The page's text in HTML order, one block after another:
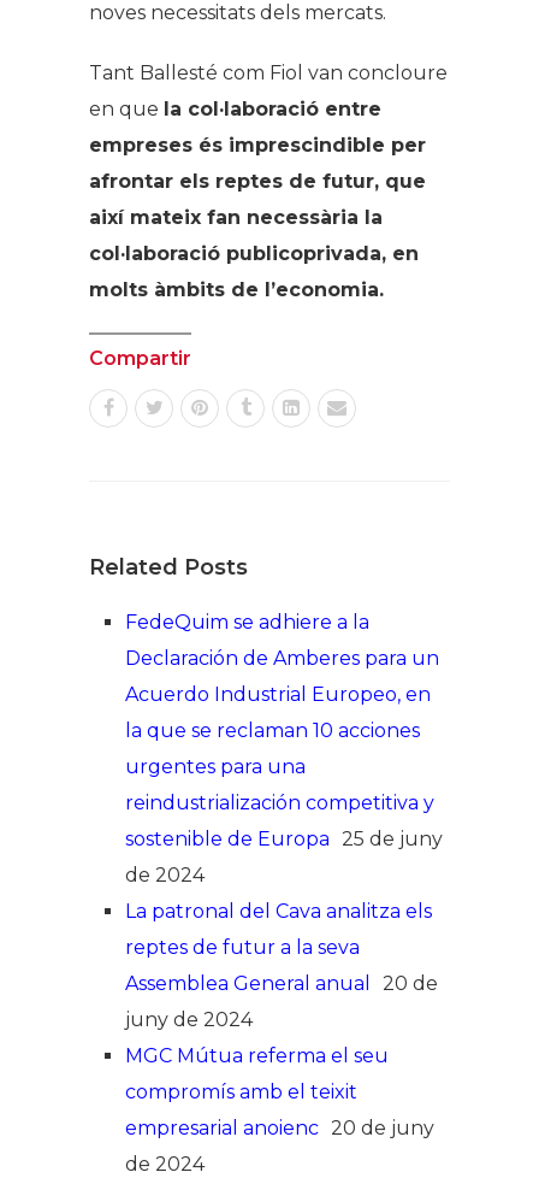
noves necessitats dels mercats.
Tant Ballesté com Fiol van concloure
en que la col·laboració entre
empreses és imprescindible per
afrontar els reptes de futur, que
així mateix fan necessària la
col·laboració publicoprivada, en
molts àmbits de l’economia.
Compartir
Related Posts
FedeQuim se adhiere a la
Declaración de Amberes para un
Acuerdo Industrial Europeo, en
la que se reclaman 10 acciones
urgentes para una
reindustrialización competitiva y
sostenible de Europa 25 de juny
de 2024
La patronal del Cava analitza els
reptes de futur a la seva
Assemblea General anual
20 de
juny de 2024
MGC Mútua referma el seu
compromís amb el teixit
empresarial anoienc 20 de juny
de 2024